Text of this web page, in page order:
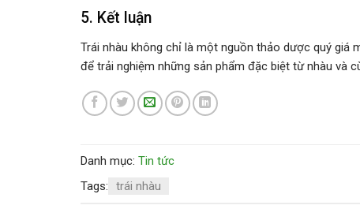
5. Kết luận
Trái nhàu không chỉ là một nguồn thảo dược quý giá
để trải nghiệm những sản phẩm đặc biệt từ nhàu và
Danh mục: Tin tức
Tags:
trái nhàu